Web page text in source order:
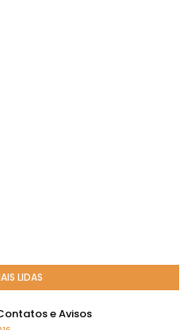
LIDAS
e Avisos